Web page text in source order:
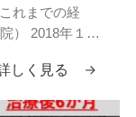
れまでの経
） 2018年１
確認 【今回の
しく見る